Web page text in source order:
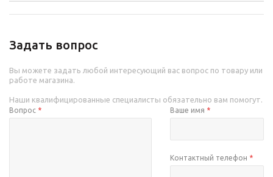
Задать вопрос
Вы можете задать любой интересующий вас вопрос по товару или
работе магазина.
Наши квалифицированные специалисты обязательно вам помогут.
Вопрос * Ваше имя *
Контактный телефон *